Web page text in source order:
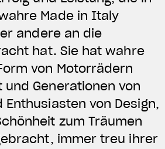
Made in Italy
andere an die
hat. Sie hat wahre
von Motorrädern
Generationen von
von Design,
zum Träumen
immer treu ihrer